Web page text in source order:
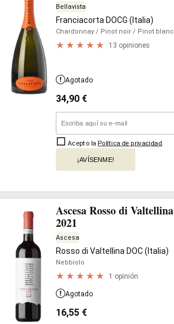
Bellavista
Franciacorta DOCG (Italia)
Chardonnay / Pinot noir / Pinot blanc
13 opiniones
Agotado
34,90 €
Acepto la Política de privacidad
¡AVÍSENME!
Ascesa Rosso di Valtellina
2021
Ascesa
Rosso di Valtellina DOC (Italia)
Nebbiolo
1 opinión
Agotado
16,55 €